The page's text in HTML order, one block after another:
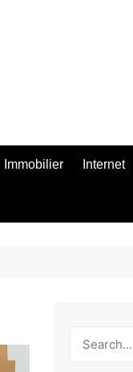
Immobilier Internet